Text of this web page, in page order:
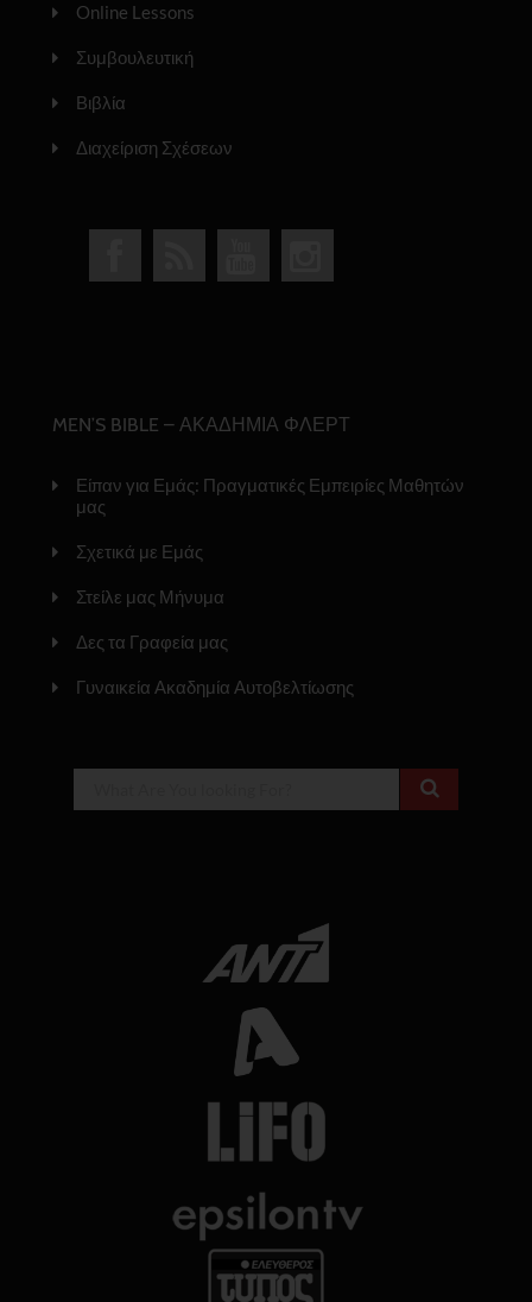
Online Lessons
Συμβουλευτική
Βιβλία
Διαχείριση Σχέσεων
MEN’S BIBLE – ΑΚΑΔΗΜΙΑ ΦΛΕΡΤ
Είπαν για Εμάς: Πραγματικές Εμπειρίες Μαθητών
μας
Σχετικά με Εμάς
Στείλε μας Μήνυμα
Δες τα Γραφεία μας
Γυναικεία Ακαδημία Αυτοβελτίωσης